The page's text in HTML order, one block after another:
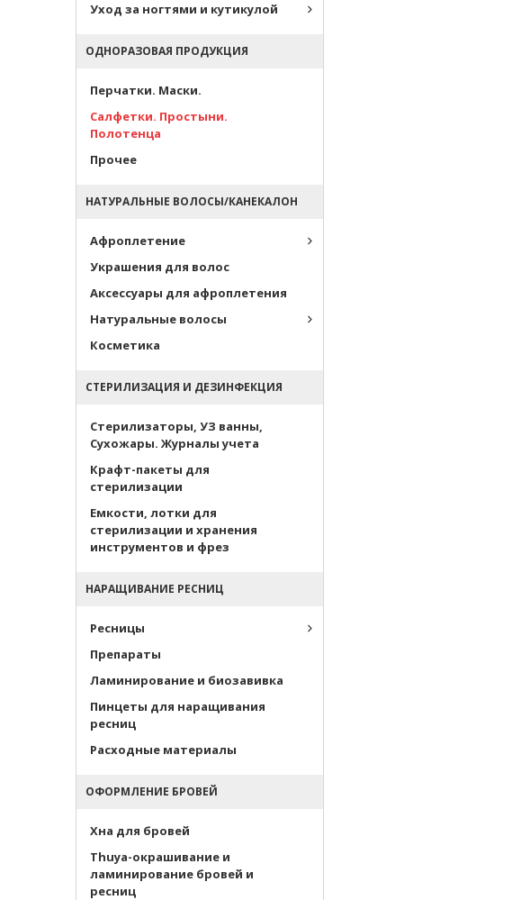
Уход за ногтями и кутикулой
ОДНОРАЗОВАЯ ПРОДУКЦИЯ
Перчатки. Маски.
Салфетки. Простыни.
Полотенца
Прочее
НАТУРАЛЬНЫЕ ВОЛОСЫ/КАНЕКАЛОН
Афроплетение
Украшения для волос
Аксессуары для афроплетения
Натуральные волосы
Косметика
СТЕРИЛИЗАЦИЯ И ДЕЗИНФЕКЦИЯ
Стерилизаторы, УЗ ванны,
Сухожары. Журналы учета
Крафт-пакеты для
стерилизации
Емкости, лотки для
стерилизации и хранения
инструментов и фрез
НАРАЩИВАНИЕ РЕСНИЦ
Ресницы
Препараты
Ламинирование и биозавивка
Пинцеты для наращивания
ресниц
Расходные материалы
ОФОРМЛЕНИЕ БРОВЕЙ
Хна для бровей
Thuya-окрашивание и
ламинирование бровей и
ресниц